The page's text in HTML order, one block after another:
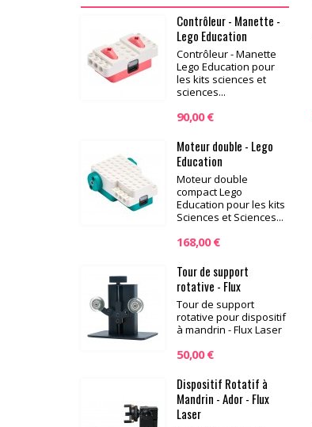
Contrôleur - Manette -
Lego Education
Contrôleur - Manette
Lego Education pour
les kits sciences et
sciences...
90,00 €
Moteur double - Lego
Education
Moteur double
compact Lego
Education pour les kits
Sciences et Sciences...
168,00 €
Tour de support
rotative - Flux
Tour de support
rotative pour dispositif
à mandrin - Flux Laser
50,00 €
Dispositif Rotatif à
Mandrin - Ador - Flux
Laser